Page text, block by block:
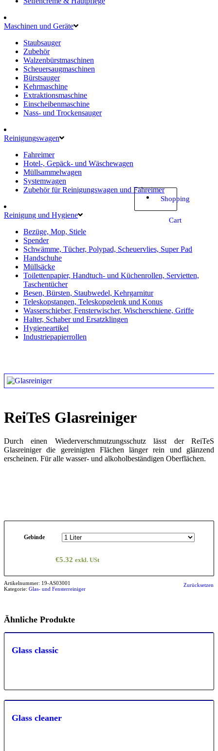
Shopping
Cart
Maschinen und Geräte
Staubsauger
Zubehör
Walzenbürstmaschinen
Scheuersaugmaschinen
Bürstsauger
Kehrmaschine
Extraktionsmaschine
Einscheibenmaschine
Nass- und Trockensauger
Reinigungswagen
Fahreimer
Hotel-, Gepäck- und Wäschewagen
Müllsammelwagen
Systemwagen
Zubehör für Reinigungswagen und Fahreimer
Reinigung und Hygiene
Bezüge, Mop, Stiele
Spender
Schwämme, Tücher, Polypad, Scheuervlies, Super Pad
Handschuhe
Müllsäcke
Toilettenpapier, Handtuch- und Küchenrollen, Servietten,
Taschentücher
Besen, Bürsten, Staubwedel, Kehrgarnitur
Teleskopstangen, Teleskopgelenk und Konus
Wasserschieber, Fensterwischer, Wischerschiene, Griffe
Halter, Schaber und Ersatzklingen
Hygieneartikel
Industriepapierrollen
ReiTeS Glasreiniger
Durch einen Wiederverschmutzungsschutz lässt der ReiTeS
Glasreiniger die gereinigten Flächen länger rein und glänzend
erscheinen. Für alle wasser- und alkoholbeständigen Oberflächen.
Gebinde
Zurücksetzen
€5.32 exkl. USt
Artikelnummer: 19-AS03001
Kategorie: Glas- und Fensterreiniger
Ähnliche Produkte
Glass classic
Glass cleaner